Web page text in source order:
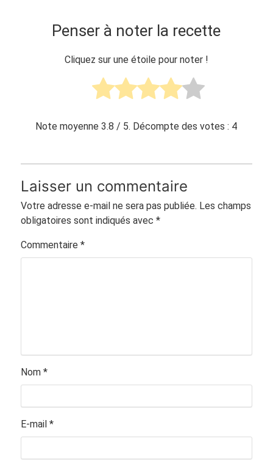
Penser à noter la recette
Cliquez sur une étoile pour noter !
Note moyenne3.8 / 5. Décompte des votes : 4
Laisser un commentaire
Votre adresse e-mail ne sera pas publiée. Les champs
obligatoires sont indiqués avec *
Commentaire *
Nom *
E-mail *